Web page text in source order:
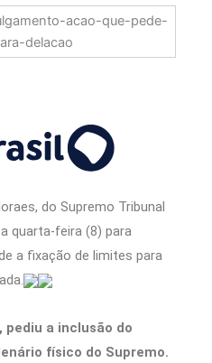
do Supremo Tribunal
quarta-feira (8) para
a fixação de limites para
pediu a inclusão do
físico do Supremo.